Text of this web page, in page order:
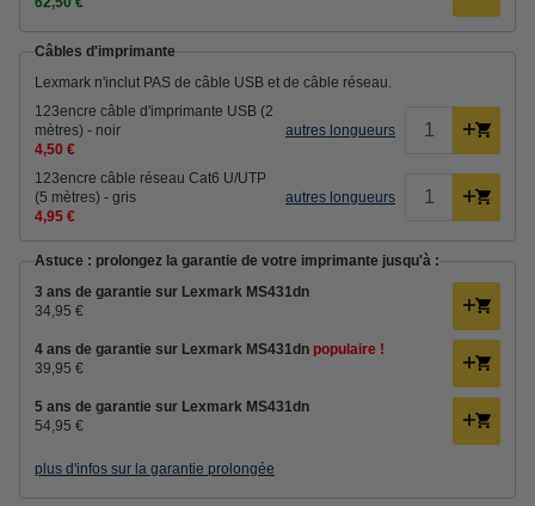
Câbles d'imprimante
Lexmark n'inclut PAS de câble USB et de câble réseau.
123encre câble d'imprimante USB (2
mètres) - noir
4,50 €
autres longueurs
123encre câble réseau Cat6 U/UTP
(5 mètres) - gris
4,95 €
autres longueurs
Astuce : prolongez la garantie de votre imprimante jusqu'à :
3 ans de garantie sur Lexmark MS431dn
34,95 €
4 ans de garantie sur Lexmark MS431dn populaire !
39,95 €
5 ans de garantie sur Lexmark MS431dn
54,95 €
plus d'infos sur la garantie prolongée